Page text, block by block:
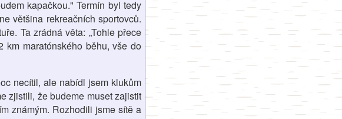
kapačkou." Termín byl tedy
většina rekreačních sportovců.
Ta zrádná věta: „Tohle přece
km maratónského běhu, vše do
necítil, ale nabídl jsem klukům
zjistili, že budeme muset zajistit
známým. Rozhodili jsme sítě a